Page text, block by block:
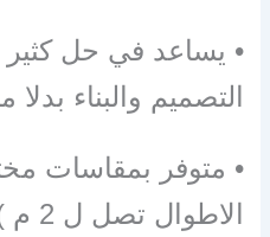
• يساعد في حل
التصميم والبناء بدلا
• متوفر بمقاسات
الاطوال تصل ل 2 م ).